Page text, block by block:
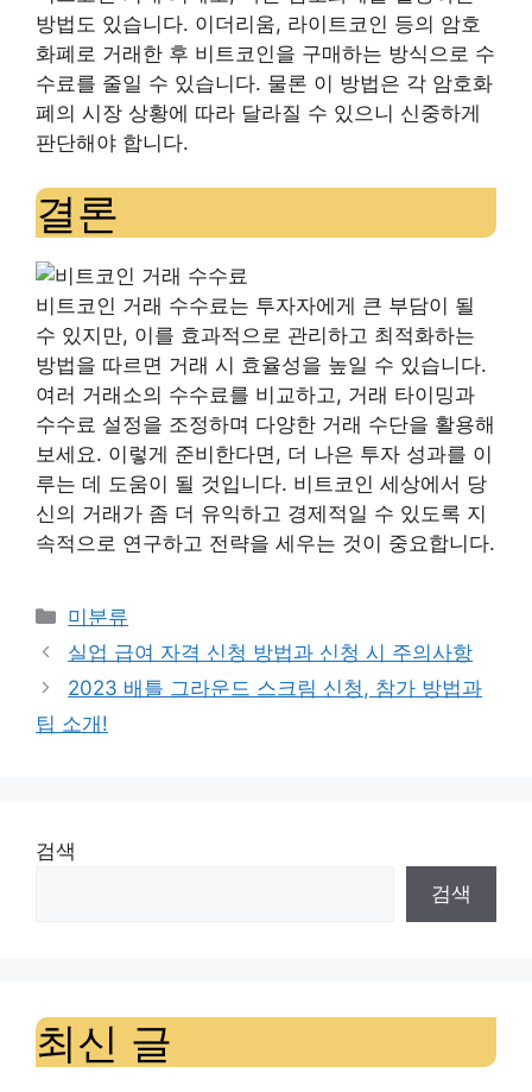
방법도 있습니다. 이더리움, 라이트코인 등의 암호
화폐로 거래한 후 비트코인을 구매하는 방식으로 수
수료를 줄일 수 있습니다. 물론 이 방법은 각 암호화
폐의 시장 상황에 따라 달라질 수 있으니 신중하게
판단해야 합니다.
결론
비트코인 거래 수수료는 투자자에게 큰 부담이 될
수 있지만, 이를 효과적으로 관리하고 최적화하는
방법을 따르면 거래 시 효율성을 높일 수 있습니다.
여러 거래소의 수수료를 비교하고, 거래 타이밍과
수수료 설정을 조정하며 다양한 거래 수단을 활용해
보세요. 이렇게 준비한다면, 더 나은 투자 성과를 이
루는 데 도움이 될 것입니다. 비트코인 세상에서 당
신의 거래가 좀 더 유익하고 경제적일 수 있도록 지
속적으로 연구하고 전략을 세우는 것이 중요합니다.
Categories
미분류
실업 급여 자격 신청 방법과 신청 시 주의사항
2023 배틀 그라운드 스크림 신청, 참가 방법과
팁 소개!
검색
검색
최신 글